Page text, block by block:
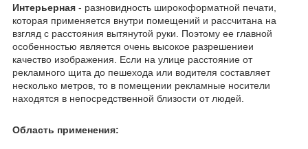
Интерьерная - разновидность широкоформатной печати,
которая применяется внутри помещений и рассчитана на
взгляд с расстояния вытянутой руки. Поэтому ее главной
особенностью является очень высокое разрешениеи
качество изображения. Если на улице расстояние от
рекламного щита до пешехода или водителя составляет
несколько метров, то в помещении рекламные носители
находятся в непосредственной близости от людей.
Область применения: